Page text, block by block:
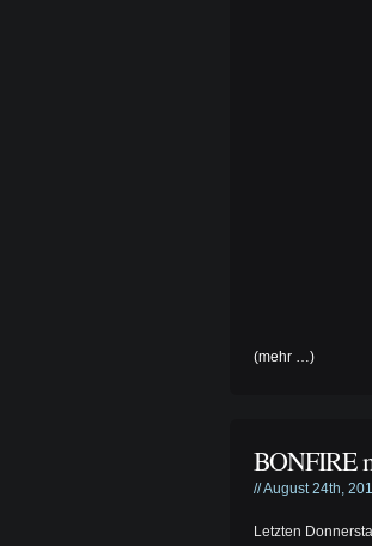
(mehr …)
BONFIRE
// August 24th,
Letzten